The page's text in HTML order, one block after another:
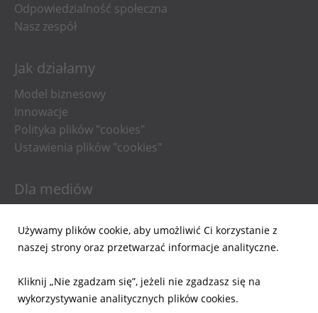
Odpowiedzialność społeczna
Nasz zespół
Jak działamy
Model biznesowy
Innowacje
Polityka plików "cookies"
Ustawienia plików "cookies"
Dla mediów
Materiały do pobrania
Powiadomienia email
Dla inwestorów
Używamy plików cookie, aby umożliwić Ci korzystanie z
naszej strony oraz przetwarzać informacje analityczne.
Kliknij „Nie zgadzam się”, jeżeli nie zgadzasz się na
wykorzystywanie analitycznych plików cookies.